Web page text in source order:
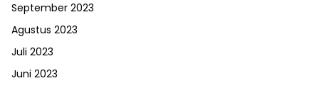
September 2023
Agustus 2023
Juli 2023
Juni 2023